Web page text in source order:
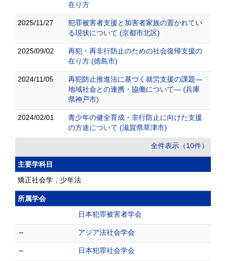
在り方
2025/11/27
犯罪被害者支援と加害者家族の置かれてい
る現状について (京都市北区)
2025/09/02
再犯・再非行防止のための社会復帰支援の
在り方 (徳島市)
2024/11/05
再犯防止推進法に基づく就労支援の課題―
地域社会との連携・協働について― (兵庫
県神戸市)
2024/02/01
青少年の健全育成・非行防止に向けた支援
の方途について (滋賀県草津市)
全件表示（10件）
主要学科目
矯正社会学，少年法
所属学会
日本犯罪被害者学会
～ アジア法社会学会
～ 日本犯罪社会学会